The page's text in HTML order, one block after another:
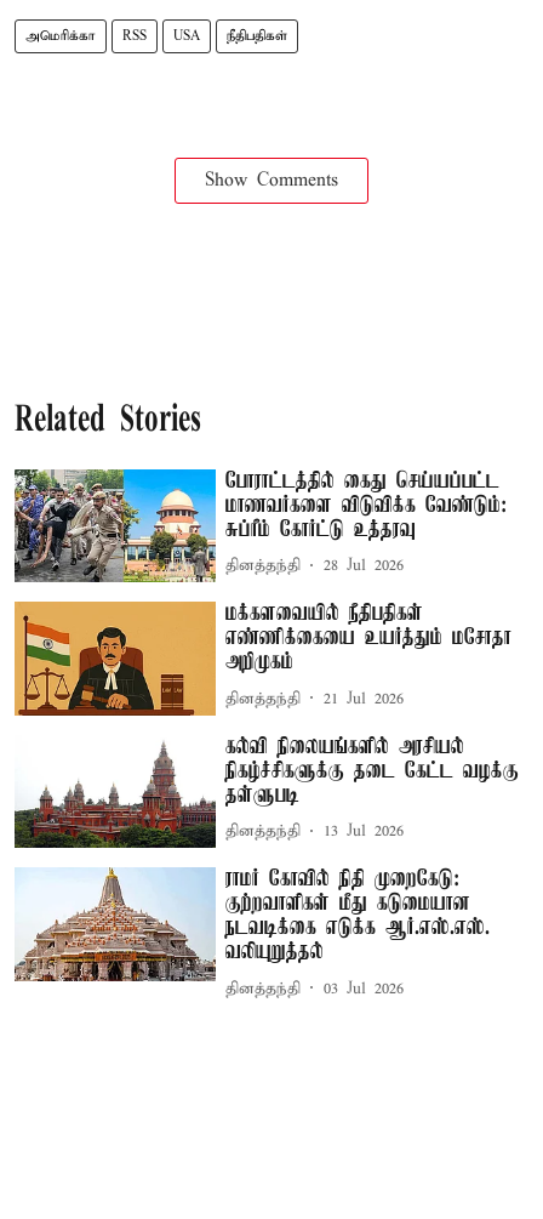
அமெரிக்கா RSS USA நீதிபதிகள்
Show Comments
Related Stories
போராட்டத்தில் கைது செய்யப்பட்ட
மாணவர்களை விடுவிக்க வேண்டும்:
சுப்ரீம் கோர்ட்டு உத்தரவு
தினத்தந்தி 28 Jul 2026
மக்களவையில் நீதிபதிகள்
எண்ணிக்கையை உயர்த்தும் மசோதா
அறிமுகம்
தினத்தந்தி 21 Jul 2026
கல்வி நிலையங்களில் அரசியல்
நிகழ்ச்சிகளுக்கு தடை கேட்ட வழக்கு
தள்ளுபடி
தினத்தந்தி 13 Jul 2026
ராமர் கோவில் நிதி முறைகேடு:
குற்றவாளிகள் மீது கடுமையான
நடவடிக்கை எடுக்க ஆர்.எஸ்.எஸ்.
வலியுறுத்தல்
தினத்தந்தி 03 Jul 2026